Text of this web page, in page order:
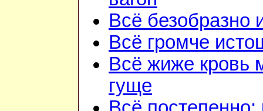
Всё безобразно
Всё громче
Всё жиже кровь
гуще